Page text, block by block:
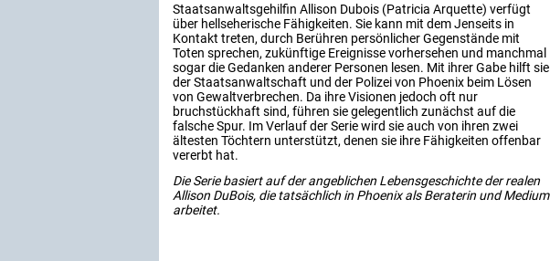
Staatsanwaltsgehilfin Allison Dubois (Patricia Arquette) verfügt
über hellseherische Fähigkeiten. Sie kann mit dem Jenseits in
Kontakt treten, durch Berühren persönlicher Gegenstände mit
Toten sprechen, zukünftige Ereignisse vorhersehen und manchmal
sogar die Gedanken anderer Personen lesen. Mit ihrer Gabe hilft sie
der Staatsanwaltschaft und der Polizei von Phoenix beim Lösen
von Gewaltverbrechen. Da ihre Visionen jedoch oft nur
bruchstückhaft sind, führen sie gelegentlich zunächst auf die
falsche Spur. Im Verlauf der Serie wird sie auch von ihren zwei
ältesten Töchtern unterstützt, denen sie ihre Fähigkeiten offenbar
vererbt hat.
Die Serie basiert auf der angeblichen Lebensgeschichte der realen
Allison DuBois, die tatsächlich in Phoenix als Beraterin und Medium
arbeitet.